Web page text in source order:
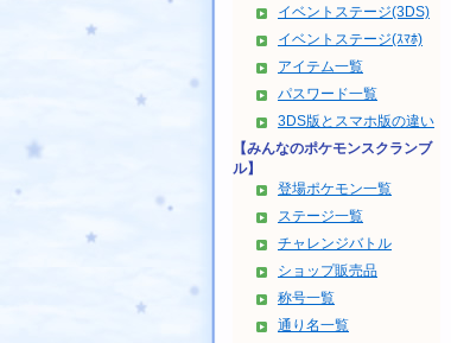
イベントステージ(3DS)
イベントステージ(ｽﾏﾎ)
アイテム一覧
パスワード一覧
3DS版とスマホ版の違い
【みんなのポケモンスクランブ
ル】
登場ポケモン一覧
ステージ一覧
チャレンジバトル
ショップ販売品
称号一覧
通り名一覧